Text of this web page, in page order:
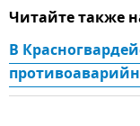
Читайте также
В